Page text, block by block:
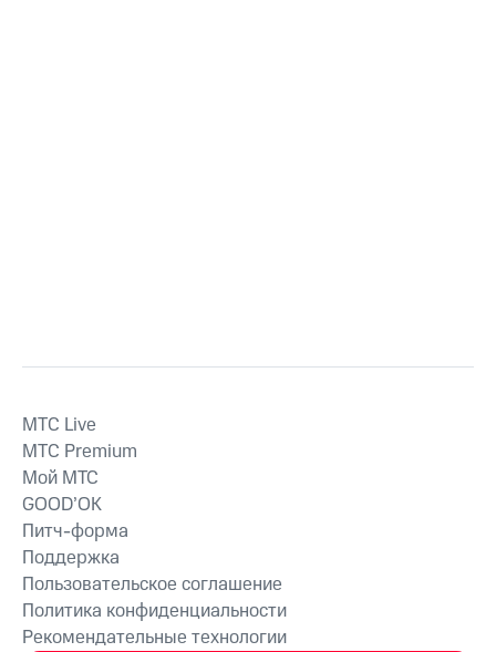
MTС Live
MTС Premium
Мой МТС
GOOD’OK
Питч-форма
Поддержка
Пользовательское соглашение
Политика конфиденциальности
Рекомендательные технологии